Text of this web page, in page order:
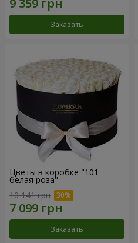
Заказать
Цветы в коробке "101
белая роза"
10 141 грн
Заказать